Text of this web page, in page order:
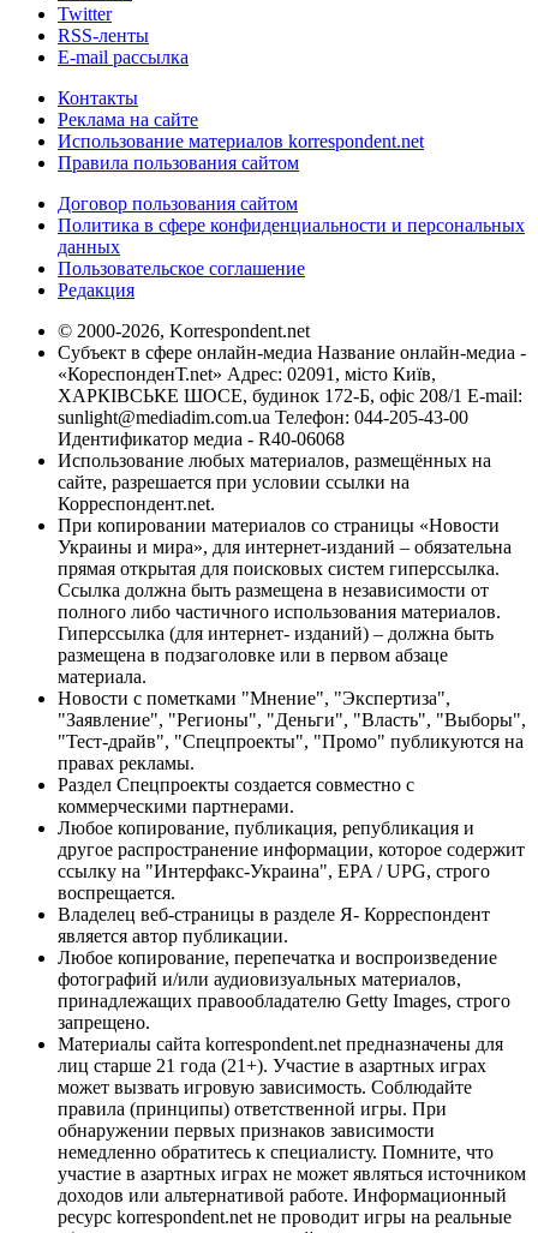
Twitter
RSS-ленты
E-mail рассылка
Контакты
Реклама на сайте
Использование материалов korrespondent.net
Правила пользования сайтом
Договор пользования сайтом
Политика в сфере конфиденциальности и персональных
данных
Пользовательское соглашение
Редакция
© 2000-2026, Korrespondent.net
Субъект в сфере онлайн-медиа Название онлайн-медиа -
«КореспонденТ.net» Адрес: 02091, місто Київ,
ХАРКІВСЬКЕ ШОСЕ, будинок 172-Б, офіс 208/1 E-mail:
sunlight@mediadim.com.ua Телефон: 044-205-43-00
Идентификатор медиа - R40-06068
Использование любых материалов, размещённых на
сайте, разрешается при условии ссылки на
Корреспондент.net.
При копировании материалов со страницы «Новости
Украины и мира», для интернет-изданий – обязательна
прямая открытая для поисковых систем гиперссылка.
Ссылка должна быть размещена в независимости от
полного либо частичного использования материалов.
Гиперссылка (для интернет- изданий) – должна быть
размещена в подзаголовке или в первом абзаце
материала.
Новости с пометками "Мнение", "Экспертиза",
"Заявление", "Регионы", "Деньги", "Власть", "Выборы",
"Тест-драйв", "Спецпроекты", "Промо" публикуются на
правах рекламы.
Раздел Спецпроекты создается совместно с
коммерческими партнерами.
Любое копирование, публикация, републикация и
другое распространение информации, которое содержит
ссылку на "Интерфакс-Украина", EPA / UPG, строго
воспрещается.
Владелец веб-страницы в разделе Я- Корреспондент
является автор публикации.
Любое копирование, перепечатка и воспроизведение
фотографий и/или аудиовизуальных материалов,
принадлежащих правообладателю Getty Images, строго
запрещено.
Материалы сайта korrespondent.net предназначены для
лиц старше 21 года (21+). Участие в азартных играх
может вызвать игровую зависимость. Соблюдайте
правила (принципы) ответственной игры. При
обнаружении первых признаков зависимости
немедленно обратитесь к специалисту. Помните, что
участие в азартных играх не может являться источником
доходов или альтернативой работе. Информационный
ресурс korrespondent.net не проводит игры на реальные